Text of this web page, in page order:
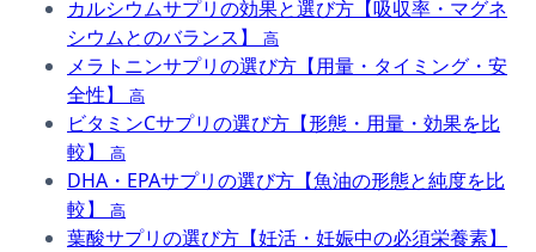
カルシウムサプリの効果と選び方【吸収率・マグネ
シウムとのバランス】
高
メラトニンサプリの選び方【用量・タイミング・安
全性】
高
ビタミンCサプリの選び方【形態・用量・効果を比
較】
高
DHA・EPAサプリの選び方【魚油の形態と純度を比
較】
高
葉酸サプリの選び方【妊活・妊娠中の必須栄養素】